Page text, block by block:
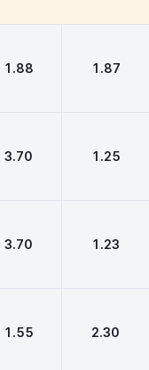
1.88 1.87
3.70 1.25
3.70 1.23
1.55 2.30